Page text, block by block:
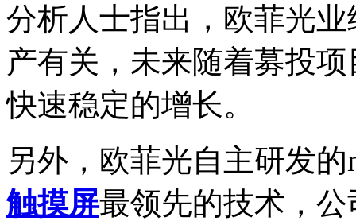
分析人士指出，欧菲光
产有关，未来随着募投
快速稳定的增长。
另外，欧菲光自主研发的
触摸屏最领先的技术，